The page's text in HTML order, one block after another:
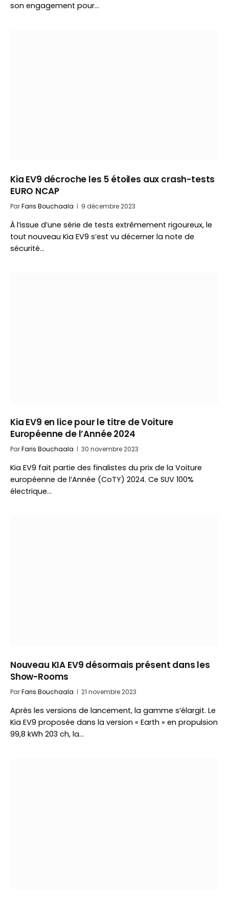
son engagement pour…
Kia EV9 décroche les 5 étoiles aux crash-tests
EURO NCAP
ParFaris Bouchaala 9 décembre 2023
À l’issue d’une série de tests extrêmement rigoureux, le
tout nouveau Kia EV9 s’est vu décerner la note de
sécurité…
Kia EV9 en lice pour le titre de Voiture
Européenne de l’Année 2024
ParFaris Bouchaala 30 novembre 2023
Kia EV9 fait partie des finalistes du prix de la Voiture
européenne de l’Année (CoTY) 2024. Ce SUV 100%
électrique…
Nouveau KIA EV9 désormais présent dans les
Show-Rooms
ParFaris Bouchaala 21 novembre 2023
Après les versions de lancement, la gamme s’élargit. Le
Kia EV9 proposée dans la version « Earth » en propulsion
99,8 kWh 203 ch, la…